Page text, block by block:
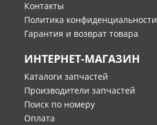
Контакты
Политика конфиденциальности
Гарантия и возврат товара
ИНТЕРНЕТ-МАГАЗИН
Каталоги запчастей
Производители запчастей
Поиск по номеру
Оплата